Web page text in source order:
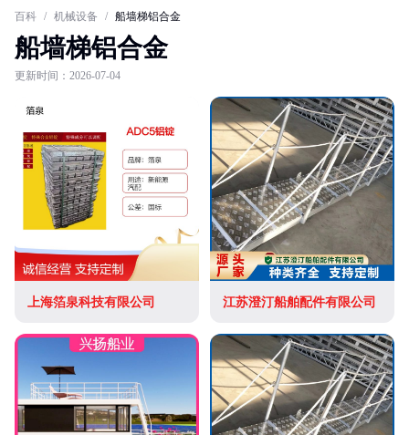
百科 / 机械设备 / 船墙梯铝合金
船墙梯铝合金
更新时间：2026-07-04
上海箔泉科技有限公司 江苏澄汀船舶配件有限公司